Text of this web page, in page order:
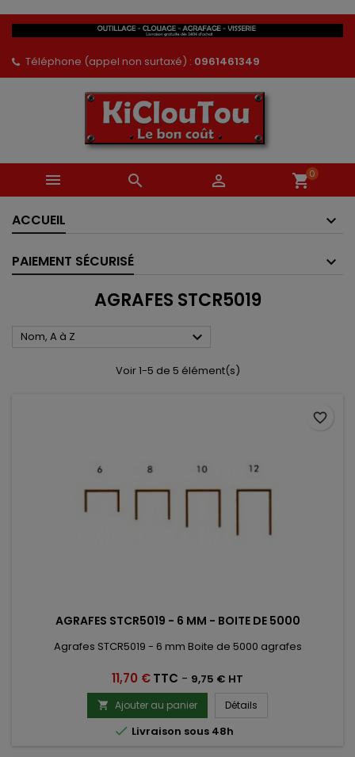
Téléphone (appel non surtaxé) : 0961461349
   shopping_cart0
ACCUEIL
PAIEMENT SÉCURISÉ
AGRAFES STCR5019
Nom, A à Z 
Voir 1-5 de 5 élément(s)
AGRAFES STCR5019 - 6 MM - BOITE DE 5000
Agrafes STCR5019 - 6 mm Boite de 5000 agrafes
Prix
11,70 €TTC - 9,75 € HT
 Ajouter au panier Détails
 Livraison sous 48h
favorite_border